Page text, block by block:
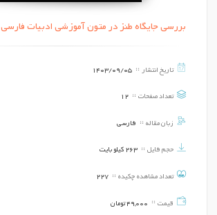
بررسی جایگاه طنز در متون آموزشی ادبیات فارسی
تاریخ انتشار 1403/09/05
تعداد صفحات 12
زبان مقاله فارسی
حجم فایل 263 کیلو بایت
تعداد مشاهده چکیده 227
قیمت 49,000تومان